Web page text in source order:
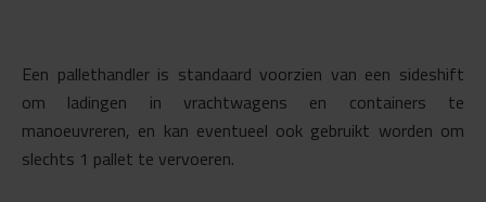
Een pallethandler is standaard voorzien van een sideshift
om ladingen in vrachtwagens en containers te
manoeuvreren, en kan eventueel ook gebruikt worden om
slechts 1 pallet te vervoeren.